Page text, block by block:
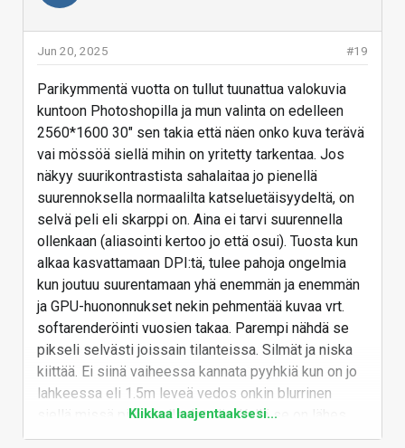
hintaluokassa, kunhan HDMI 2.2 alkaa yleistymään
näytönohjaimissa, pelikonsoleissa ja muissa
laitteissa (onko vielä oikeasti muita kuvalaitteita
joita liitetään televisioihin?).
Ehkä sitten 2-3 vuoden päästä.
Vastaa
#19
Jun 20, 2025
Parikymmentä vuotta on tullut tuunattua valokuvia
kuntoon Photoshopilla ja mun valinta on edelleen
2560*1600 30" sen takia että näen onko kuva terävä
vai mössöä siellä mihin on yritetty tarkentaa. Jos
näkyy suurikontrastista sahalaitaa jo pienellä
suurennoksella normaalilta katseluetäisyydeltä, on
selvä peli eli skarppi on. Aina ei tarvi suurennella
ollenkaan (aliasointi kertoo jo että osui). Tuosta kun
alkaa kasvattamaan DPI:tä, tulee pahoja ongelmia
kun joutuu suurentamaan yhä enemmän ja enemmän
ja GPU-huononnukset nekin pehmentää kuvaa vrt.
softarenderöinti vuosien takaa. Parempi nähdä se
pikseli selvästi joissain tilanteissa. Silmät ja niska
kiittää. Ei siinä vaiheessa kannata pyyhkiä kun on jo
lahkeessa eli 1.5m leveä vedos onkin blurrinen
siellä missä pitäisi olla detailia. Kyllä se on lähes
kaikille kuvaajille tuttua et takatöllössä kaikki näyttää
Klikkaa laajentaaksesi...